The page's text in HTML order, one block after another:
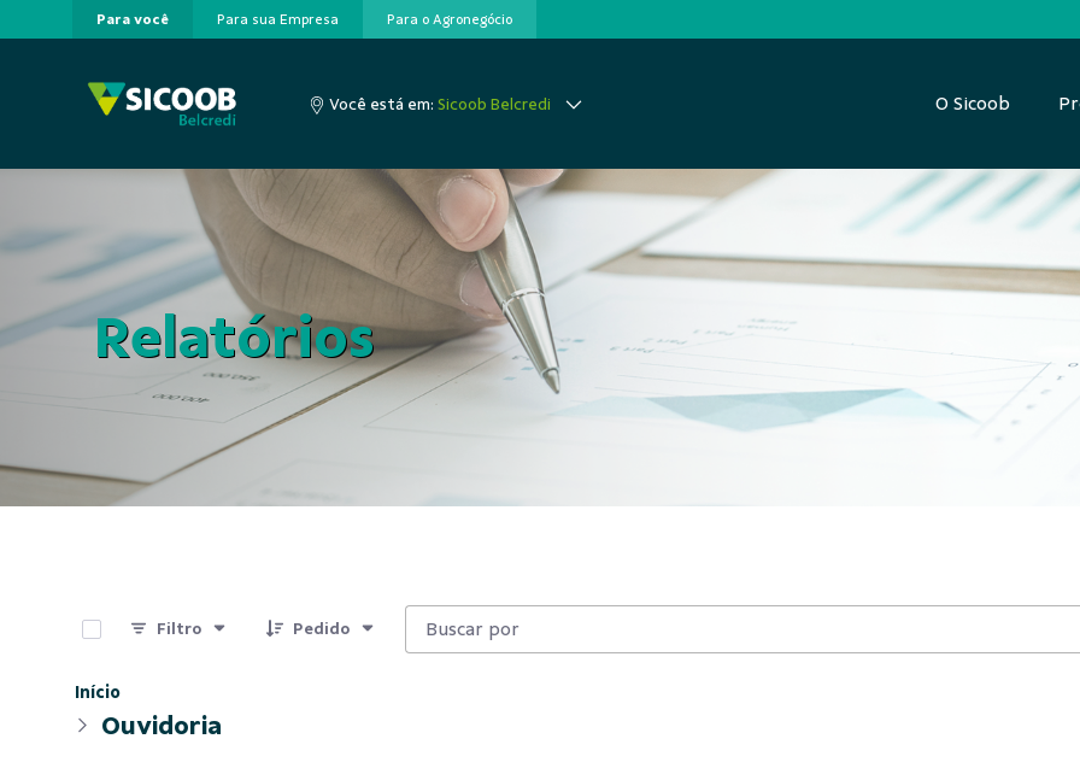
Pular para o Conteúdo principal
Para você Para sua Empresa Para o Agronegócio
Você está em: Sicoob Belcredi O Sicoob
Relatórios
Filtro Pedido
Início
Ouvidoria